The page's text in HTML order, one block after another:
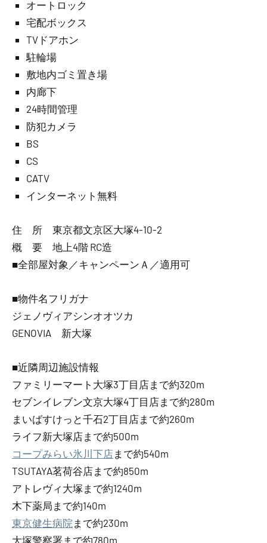
オートロック
宅配ボックス
TVドアホン
駐輪場
敷地内ゴミ置き場
内廊下
24時間管理
防犯カメラ
BS
CS
CATV
インターネット無料
住 所 東京都文京区大塚4-10-2
概 要 地上4階 RC造
■全部屋対象／キャンペーンＡ／適用可
■物件名フリガナ
ジェノヴィアシンオオツカ
GENOVIA 新大塚
■近隣周辺施設情報
ファミリーマート大塚3丁目店まで約320m
セブンイレブン文京大塚4丁目店まで約280m
まいばすけっと千石2丁目店まで約260m
ライフ新大塚店まで約500m
コープみらい氷川下店まで約540m
TSUTAYA茗荷谷店まで約850m
アトレヴィ大塚まで約1240m
木下薬局まで約140m
東京健生病院 まで約230m
大塚警察署まで約780m